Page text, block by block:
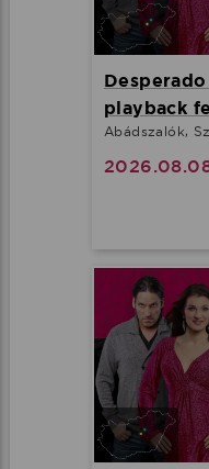
playback
Abádszalók,